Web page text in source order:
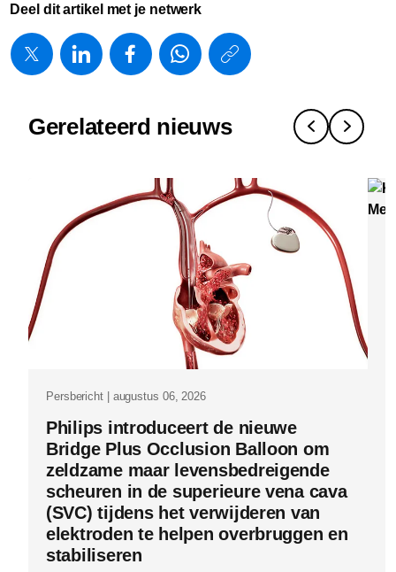
Deel dit artikel met je netwerk
https://
telegraaf-
van-
st-
antonius-
Gerelateerd nieuws
Persbericht | augustus 06, 2026
Philips introduceert de nieuwe
Bridge Plus Occlusion Balloon om
zeldzame maar levensbedreigende
scheuren in de superieure vena cava
(SVC) tijdens het verwijderen van
elektroden te helpen overbruggen en
stabiliseren